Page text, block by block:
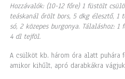
Hozzávalók: (10-12 főre) 1 füstölt
teáskanál őrölt bors, 5 dkg élesztő, 1
só, 2 közepes burgonya. Tálaláshoz:
4 dl tejföl.
A csülköt kb. három óra alatt puhára
amikor kihűlt, apró darabkákra